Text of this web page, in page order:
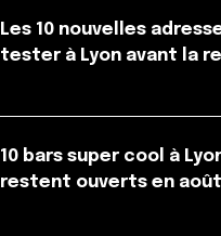
Les 10 nouvelles
tester à Lyon avant la
10 bars super cool à
restent ouverts en août